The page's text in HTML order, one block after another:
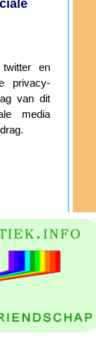
en
privacy-
van dit
media